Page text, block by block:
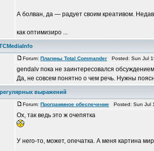
А болван, да — радует своим креативом.
как оптимизиро ...
Forum: Плагины Total Commander Posted: Sun Jul
gendalv пока не заинтересовался
Да, не совсем понятно о чем речь. Нужны
выражений
Forum: Программное обеспечение Posted: Sun Jul
Ох, так ведь это ж очепятка
У него-то, может, опечатка. А меня картина